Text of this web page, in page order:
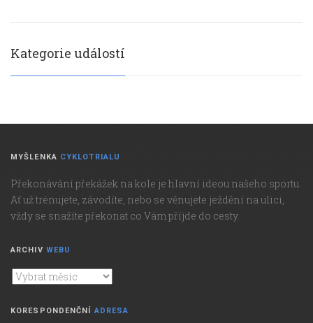
Kategorie událostí
MYŠLENKA CYKLOTRIALU
Překonávání překážek na kole je hlavní ideou našeho sportu.
Ať už trénujete, závodíte, nebo se věnujete ježdění na ulici,
vždy se snažíte překonat co Vám příjde do cesty.
ARCHIV WEBU
Archiv
webu
KORESPONDENČNÍADRESA